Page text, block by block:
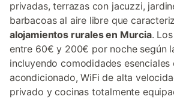
privadas, terrazas con jacuzzi,
barbacoas al aire libre que
alojamientos rurales en Murcia.
entre 60€ y 200€ por noche según
incluyendo comodidades esenciales
acondicionado, WiFi de alta
privado y cocinas totalmente